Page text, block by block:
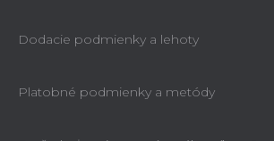
Dodacie podmienky a lehoty
Platobné podmienky a metódy